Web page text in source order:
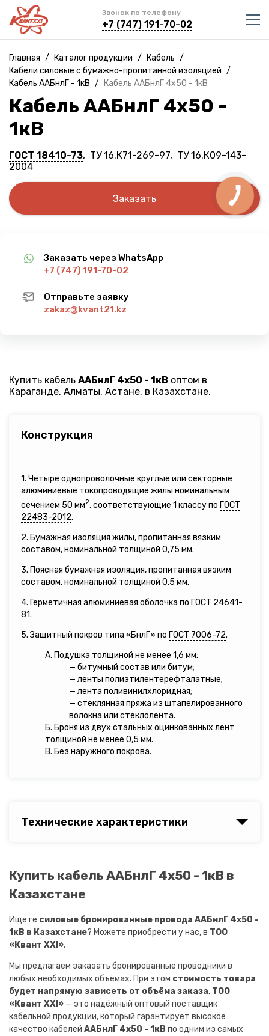
Звонок по телефону
+7 (747) 191-70-02
Главная / Каталог продукции / Кабель /
Кабели силовые с бумажно-пропитанной изоляцией /
Кабель ААБнлГ - 1кВ / Кабель ААБнлГ 4х50 - 1кВ
Кабель ААБнлГ 4х50 -
1кВ
ГОСТ 18410-73, ТУ 16.К71-269-97, ТУ 16.К09-143-
2004
Заказать
Заказать через WhatsApp
+7 (747) 191-70-02
Отправьте заявку
zakaz@kvant21.kz
Купить кабель ААБнлГ 4х50 - 1кВ оптом в
Караганде, Алматы, Астане, в Казахстане.
Конструкция
1. Четыре однопроволочные круглые или секторные
алюминиевые токопроводящие жилы номинальным
сечением 50 мм2, соответствующие 1 классу по ГОСТ
22483-2012.
2. Бумажная изоляция жилы, пропитанная вязким
составом, номинальной толщиной 0,75 мм.
3. Поясная бумажная изоляция, пропитанная вязким
составом, номинальной толщиной 0,5 мм.
4. Герметичная алюминиевая оболочка по ГОСТ 24641-
81.
5. Защитный покров типа «БнлГ» по ГОСТ 7006-72.
А. Подушка толщиной не менее 1,6 мм:
— битумный состав или битум;
— ленты полиэтилентерефталатные;
— лента поливинилхлоридная;
— стеклянная пряжа из штапелированного
волокна или стеклолента.
Б. Броня из двух стальных оцинкованных лент
толщиной не менее 0,5 мм.
В. Без наружного покрова.
Технические характеристики
Купить кабель ААБнлГ 4х50 - 1кВ в
Казахстане
Ищете силовые бронированные провода ААБнлГ 4х50 -
1кВ в Казахстане? Можете приобрести у нас, в ТОО
«Квант XXI».
Мы предлагаем заказать бронированные проводники в
любых необходимых объёмах. При этом стоимость товара
будет напрямую зависеть от объёма заказа. ТОО
«Квант XXI» — это надёжный оптовый поставщик
кабельной продукции, который гарантирует высокое
качество кабелей ААБнлГ 4х50 - 1кВ по одним из самых